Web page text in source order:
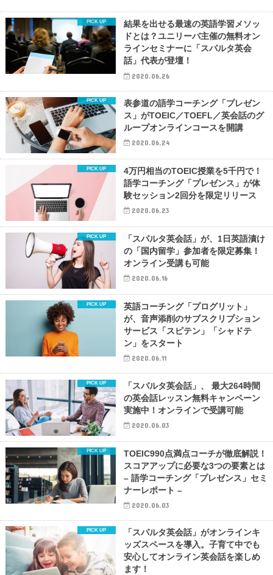
結果を出せる最速の英語学習メソッ
ドとは？ユニリーバ主催の無料オン
ラインセミナーに「スパルタ英会
話」代表が登壇！
2020.06.26
表参道の語学コーチング「プレゼン
ス」がTOEIC／TOEFL／英会話のグ
ループオンラインコースを開講
2020.06.24
4万円相当のTOEIC授業を5千円で！
語学コーチング「プレゼンス」が体
験セッション2回分を限定リリース
2020.06.23
「スパルタ英会話」が、1日英語漬け
の「国内留学」参加者を限定募集！
オンライン受講も可能
2020.06.16
英語コーチング「プログリット」
が、音声添削のサブスクリプション
サービス「スピテン」「シャドテ
ン」をスタート
2020.06.11
「スパルタ英会話」、 最大264時間
の英会話レッスン無料キャンペーン
実施中！オンラインで受講可能
2020.06.03
TOEIC990点満点コーチが徹底解説！
スコアアップに必要な3つの要素とは
– 語学コーチング「プレゼンス」セミ
ナーレポート –
2020.06.03
「スパルタ英会話」がオンラインキ
ッズスペースを導入。子育て中でも
安心してオンライン英会話を楽しめ
ます！